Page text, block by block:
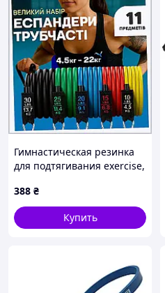
Гимнастическая резинка
для подтягивания exercise,
домашней тренировки WA-
35, 3HK811687
388 ₴
Купить